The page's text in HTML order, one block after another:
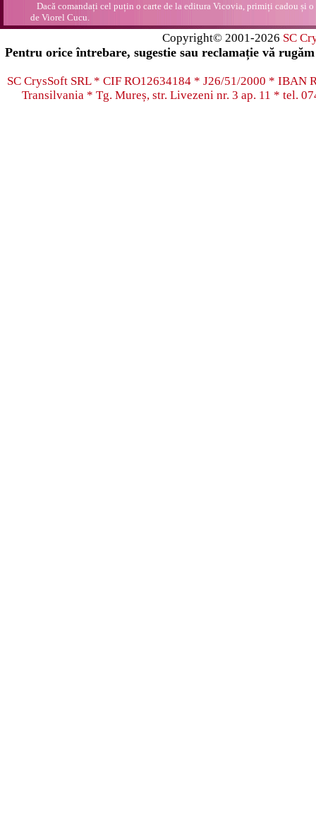
Dacă comandați cel puțin o carte de la editura Vicovia, primiți cadou și
de Viorel Cucu.
Copyright© 2001-2026 SC
Pentru orice întrebare, sugestie sau reclamație vă
SC CrysSoft SRL * CIF RO12634184 * J26/51/2000 * IBAN
Transilvania * Tg. Mureș, str. Livezeni nr. 3 ap. 11 * tel.